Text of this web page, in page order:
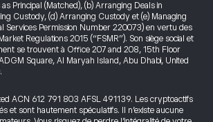
Principal (Matched), (b) Arranging Deals in
Custody, (d) Arranging Custody et (e) Managing
Services Permission Number 220073) en vertu des
Regulations 2015 (“FSMR”). Son siège social et
se trouvent à Office 207 and 208, 15th Floor
Square, Al Maryah Island, Abu Dhabi, United
ACN 612 791 803 AFSL 491139. Les cryptoactifs
et sont hautement spéculatifs. Il n’existe aucune